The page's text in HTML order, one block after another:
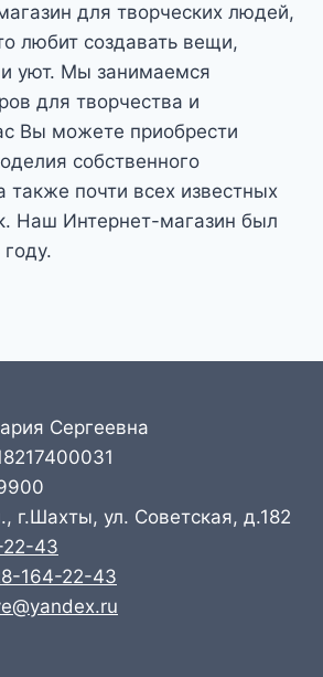
для творческих людей,
любит создавать вещи,
уют. Мы занимаемся
для творчества и
Вы можете приобрести
собственного
также почти всех известных
Наш Интернет-магазин был
Сергеевна
г.Шахты, ул. Советская, д.182
43
164-22-43